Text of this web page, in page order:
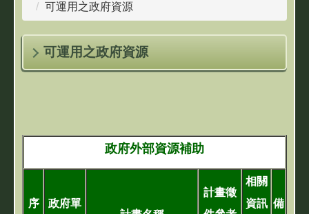
可運用之政府資源
可運用之政府資源
政府外部資源補助
序
政府單
計畫徵
相關
資訊 備